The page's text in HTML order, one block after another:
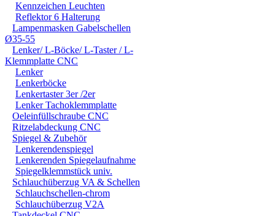
Kennzeichen Leuchten
Reflektor 6 Halterung
Lampenmasken Gabelschellen
Ø35-55
Lenker/ L-Böcke/ L-Taster / L-
Klemmplatte CNC
Lenker
Lenkerböcke
Lenkertaster 3er /2er
Lenker Tachoklemmplatte
Oeleinfüllschraube CNC
Ritzelabdeckung CNC
Spiegel & Zubehör
Lenkerendenspiegel
Lenkerenden Spiegelaufnahme
Spiegelklemmstück univ.
Schlauchüberzug VA & Schellen
Schlauchschellen-chrom
Schlauchüberzug V2A